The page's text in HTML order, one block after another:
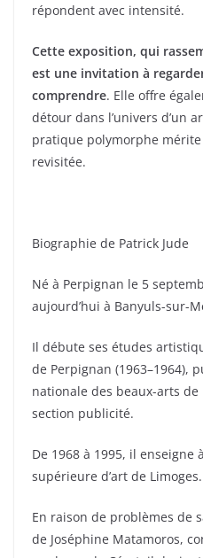
répondent avec intensité.
Cette exposition, qui
est une invitation à
comprendre. Elle offre
détour dans l’univers d’un
pratique polymorphe mérite
revisitée.
Biographie de Patrick Jude
Né à Perpignan le 5
aujourd’hui à Banyuls-sur-
Il débute ses études
de Perpignan (1963–1964),
nationale des beaux-arts de
section publicité.
De 1968 à 1995, il enseigne
supérieure d’art de Limoges.
En raison de problèmes de
de Joséphine Matamoros,